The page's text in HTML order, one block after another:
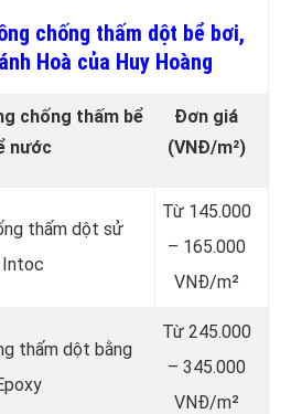
chống thấm dột bể bơi,
Hoà của Huy Hoàng
chống thấm bể
nước
Đơn giá
(VNĐ/m²)
thấm dột sử
Intoc
Từ 145.000
– 165.000
VNĐ/m²
thấm dột bằng
Từ 245.000
– 345.000
VNĐ/m²